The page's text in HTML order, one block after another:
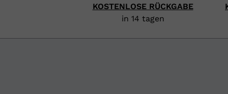
KOSTENLOSE RÜCKGABE
in 14 tagen